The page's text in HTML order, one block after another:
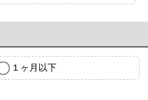
１ヶ月以下